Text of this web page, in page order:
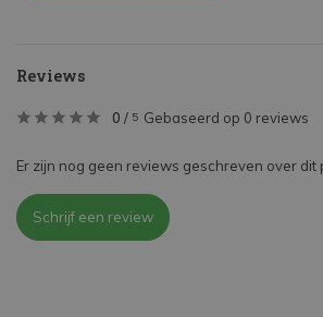
Reviews
0 / 5 Gebaseerd op 0 reviews
Er zijn nog geen reviews geschreven over dit
Schrijf een review